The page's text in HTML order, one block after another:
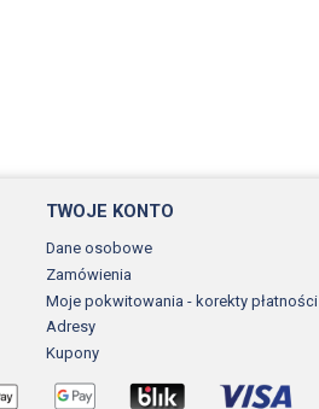
TWOJE KONTO
Dane osobowe
Zamówienia
Moje pokwitowania - korekty płatności
Adresy
Kupony